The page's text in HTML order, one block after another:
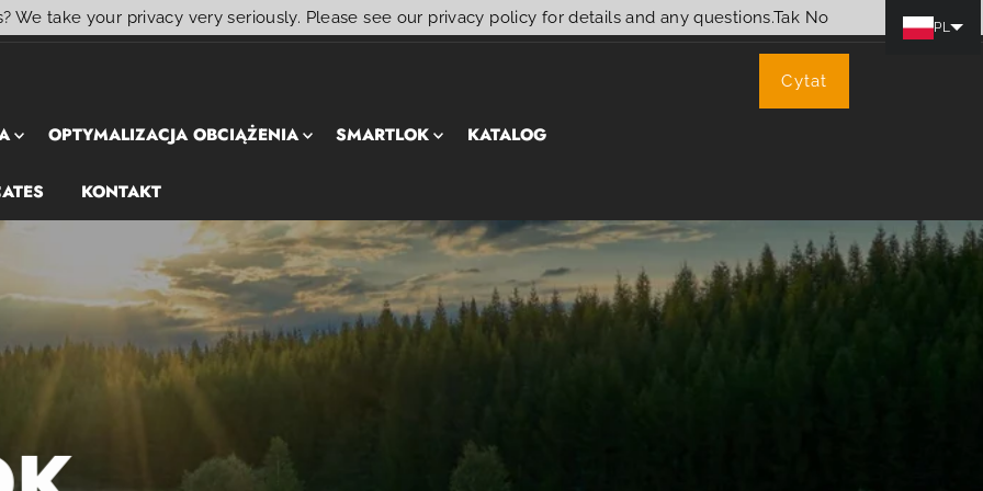
Cytat
OPTYMALIZACJA OBCIĄŻENIA SMARTLOK KATALOG
KONTAKT
We take your privacy very seriously. Please see our privacy policy for details and any questions.Tak No PL